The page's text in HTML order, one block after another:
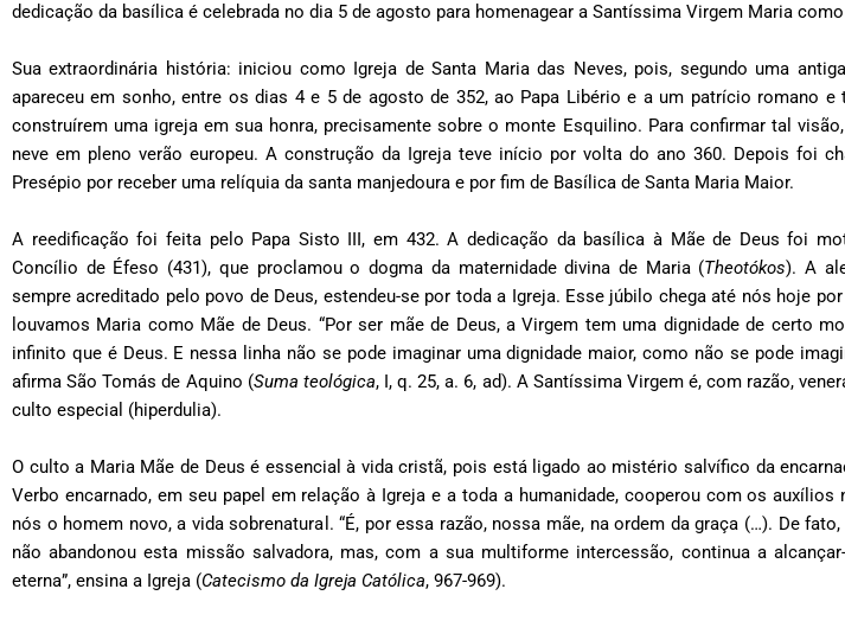
dedicação da basílica é celebrada no dia 5 de agosto para homenagear a Santíssima Virgem Maria
Sua extraordinária história: iniciou como Igreja de Santa Maria das Neves, pois, segundo uma
apareceu em sonho, entre os dias 4 e 5 de agosto de 352, ao Papa Libério e a um patrício romano e
construírem uma igreja em sua honra, precisamente sobre o monte Esquilino. Para confirmar tal
neve em pleno verão europeu. A construção da Igreja teve início por volta do ano 360. Depois foi
Presépio por receber uma relíquia da santa manjedoura e por fim de Basílica de Santa Maria Maior.
A reedificação foi feita pelo Papa Sisto III, em 432. A dedicação da basílica à Mãe de Deus foi
Concílio de Éfeso (431), que proclamou o dogma da maternidade divina de Maria (Theotókos). A
sempre acreditado pelo povo de Deus, estendeu-se por toda a Igreja. Esse júbilo chega até nós hoje
louvamos Maria como Mãe de Deus. “Por ser mãe de Deus, a Virgem tem uma dignidade de certo
infinito que é Deus. E nessa linha não se pode imaginar uma dignidade maior, como não se pode
afirma São Tomás de Aquino (Suma teológica, I, q. 25, a. 6, ad). A Santíssima Virgem é, com razão,
culto especial (hiperdulia).
O culto a Maria Mãe de Deus é essencial à vida cristã, pois está ligado ao mistério salvífico da
Verbo encarnado, em seu papel em relação à Igreja e a toda a humanidade, cooperou com os auxílios
nós o homem novo, a vida sobrenatural. “É, por essa razão, nossa mãe, na ordem da graça (…). De
não abandonou esta missão salvadora, mas, com a sua multiforme intercessão, continua a
eterna”, ensina a Igreja (Catecismo da Igreja Católica, 967-969).